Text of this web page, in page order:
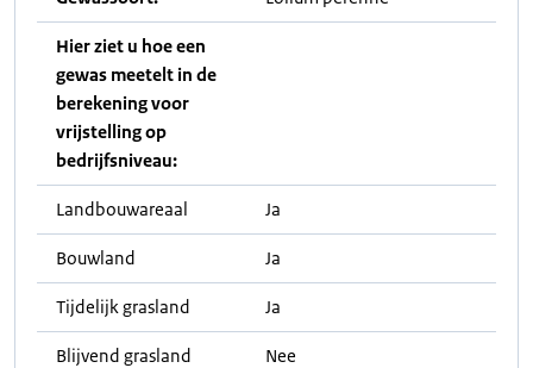
Hier ziet u hoe een
gewas meetelt in de
berekening voor
vrijstelling op
bedrijfsniveau:
Landbouwareaal Ja
Bouwland Ja
Tijdelijk grasland Ja
Blijvend grasland Nee